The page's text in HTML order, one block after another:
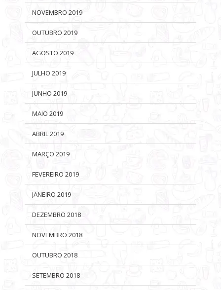
NOVEMBRO 2019
OUTUBRO 2019
AGOSTO 2019
JULHO 2019
JUNHO 2019
MAIO 2019
ABRIL 2019
MARÇO 2019
FEVEREIRO 2019
JANEIRO 2019
DEZEMBRO 2018
NOVEMBRO 2018
OUTUBRO 2018
SETEMBRO 2018